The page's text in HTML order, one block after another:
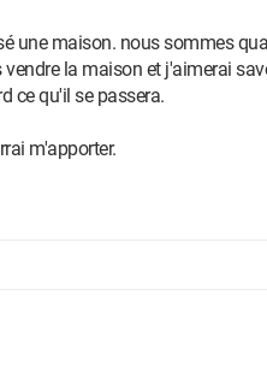
une maison. nous sommes
la maison et j'aimerai
ce qu'il se passera.
m'apporter.